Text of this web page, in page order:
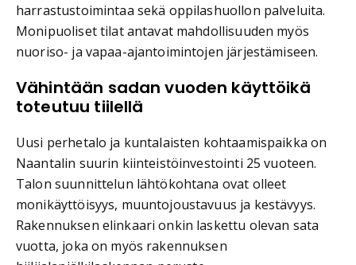
harrastustoimintaa sekä oppilashuollon palveluita.
Monipuoliset tilat antavat mahdollisuuden myös
nuoriso- ja vapaa-ajantoimintojen järjestämiseen.
Vähintään sadan vuoden käyttöikä
toteutuu tiilellä
Uusi perhetalo ja kuntalaisten kohtaamispaikka on
Naantalin suurin kiinteistöinvestointi 25 vuoteen.
Talon suunnittelun lähtökohtana ovat olleet
monikäyttöisyys, muuntojoustavuus ja kestävyys.
Rakennuksen elinkaari onkin laskettu olevan sata
vuotta, joka on myös rakennuksen